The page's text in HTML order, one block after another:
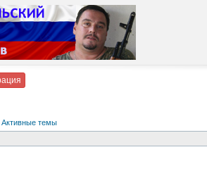
Активные темы